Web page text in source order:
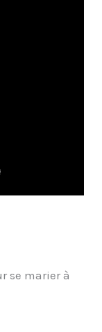
se marier à